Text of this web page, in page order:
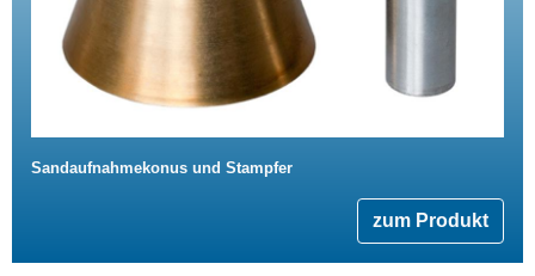
Sandaufnahmekonus und Stampfer
zum Produkt